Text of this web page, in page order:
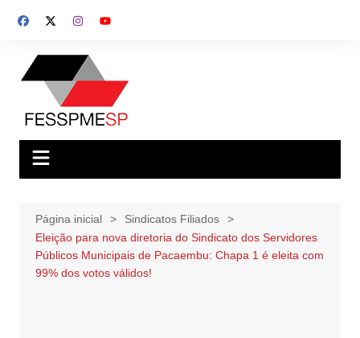
para
conteúdo
Página inicial
Sindicatos Filiados
Eleição para nova diretoria do Sindicato dos Servidores
Públicos Municipais de Pacaembu: Chapa 1 é eleita com
99% dos votos válidos!